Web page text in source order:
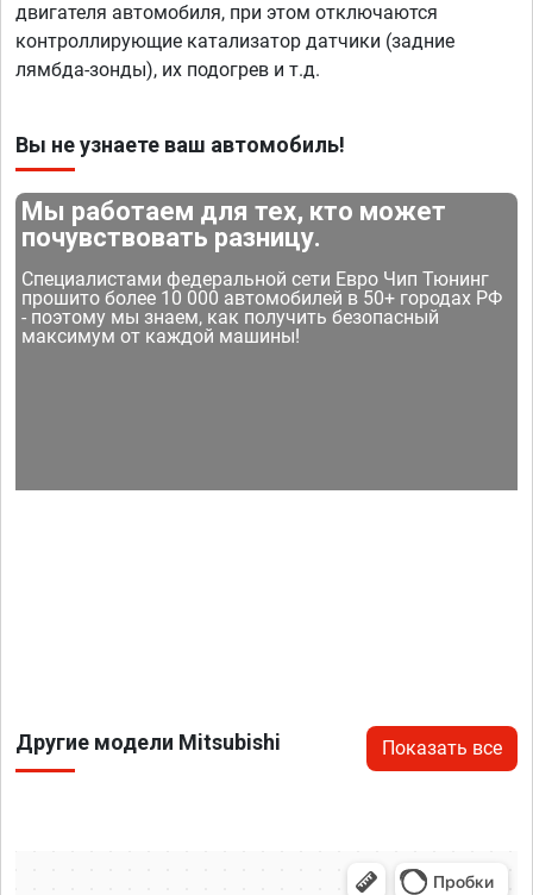
двигателя автомобиля, при этом отключаются
контроллирующие катализатор датчики (задние
лямбда-зонды), их подогрев и т.д.
Вы не узнаете ваш автомобиль!
Мы работаем для тех, кто может
почувствовать разницу.
Специалистами федеральной сети Евро Чип Тюнинг
прошито более 10 000 автомобилей в 50+ городах РФ
- поэтому мы знаем, как получить безопасный
максимум от каждой машины!
Другие модели Mitsubishi Показать все